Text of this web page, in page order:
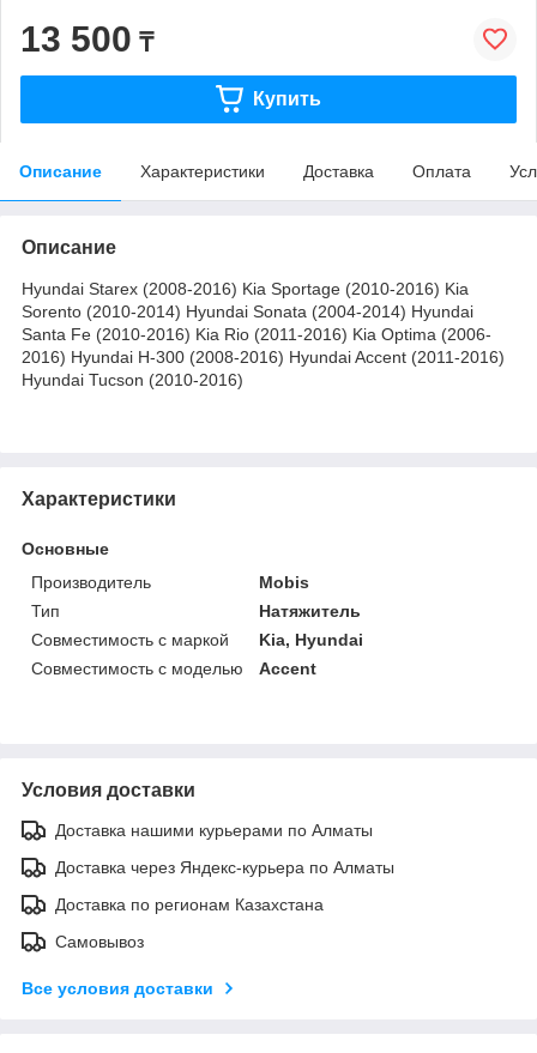
13 500 ₸
Купить
Описание Характеристики Доставка Оплата
Описание
Hyundai Starex (2008-2016) Kia Sportage (2010-2016) Kia
Sorento (2010-2014) Hyundai Sonata (2004-2014) Hyundai
Santa Fe (2010-2016) Kia Rio (2011-2016) Kia Optima (2006-
2016) Hyundai H-300 (2008-2016) Hyundai Accent (2011-2016)
Hyundai Tucson (2010-2016)
Характеристики
Основные
Производитель
Mobis
Тип
Натяжитель
Совместимость с маркой
Kia, Hyundai
Совместимость с моделью
Accent
Условия доставки
Доставка нашими курьерами по Алматы
Доставка через Яндекс-курьера по Алматы
Доставка по регионам Казахстана
Самовывоз
Все условия доставки